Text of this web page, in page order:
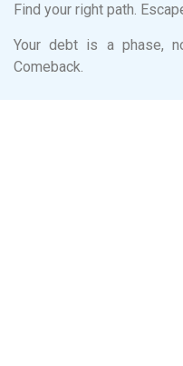
Find your right path.
Your debt is a phase,
Comeback.